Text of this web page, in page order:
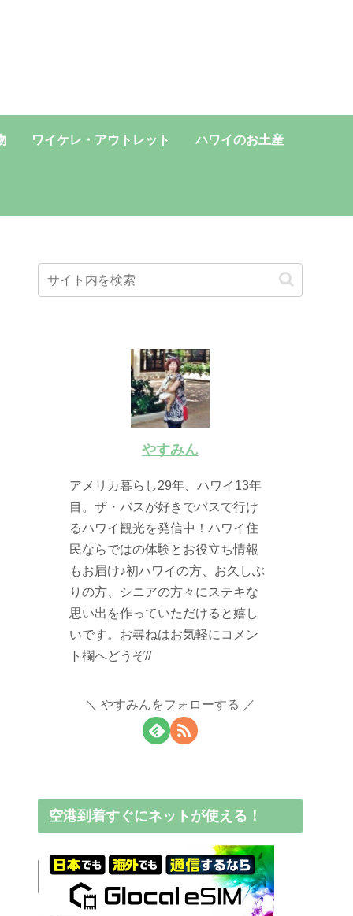
ワイケレ・アウトレット ハワイのお土産
やすみん
アメリカ暮らし29年、ハワイ13年
目。ザ・バスが好きでバスで行け
るハワイ観光を発信中！ハワイ住
民ならではの体験とお役立ち情報
もお届け♪初ハワイの方、お久しぶ
りの方、シニアの方々にステキな
思い出を作っていただけると嬉し
いです。お尋ねはお気軽にコメン
ト欄へどうぞ//
やすみんをフォローする
空港到着すぐにネットが使える！